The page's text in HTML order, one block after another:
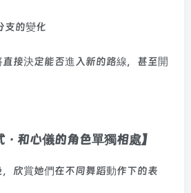
支的變化
接決定能否進入新的路線，甚至開
· 和心儀的角色單獨相處】
欣賞她們在不同舞蹈動作下的表